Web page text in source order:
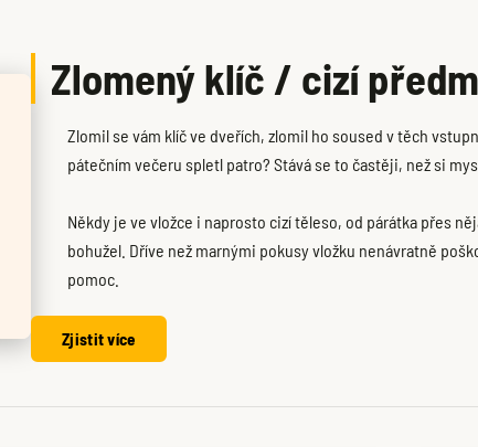
Zlomený klíč / cizí
Zlomil se vám klíč ve dveřích, zlomil ho soused v těch
pátečním večeru spletl patro? Stává se to častěji, než si
Někdy je ve vložce i naprosto cizí těleso, od párátka přes
bohužel. Dříve než marnými pokusy vložku nenávratně
pomoc.
Zjistit více